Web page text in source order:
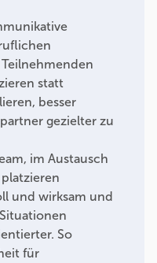
statt
besser
gezielter zu
im Austausch
und wirksam und
So
für